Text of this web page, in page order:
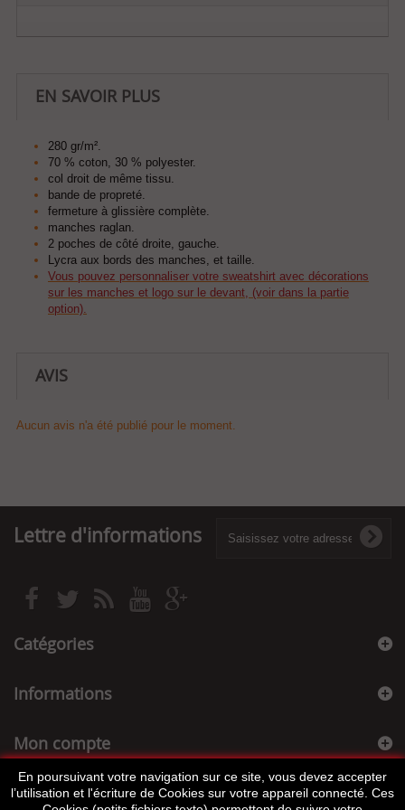
EN SAVOIR PLUS
280 gr/m².
70 % coton, 30 % polyester.
col droit de même tissu.
bande de propreté.
fermeture à glissière complète.
manches raglan.
2 poches de côté droite, gauche.
Lycra aux bords des manches, et taille.
Vous pouvez personnaliser votre sweatshirt avec décorations
sur les manches et logo sur le devant, (voir dans la partie
option).
AVIS
Aucun avis n'a été publié pour le moment.
Lettre d'informations
Catégories
Informations
Mon compte
Informations sur votre boutique
En poursuivant votre navigation sur ce site, vous devez accepter
l’utilisation et l'écriture de Cookies sur votre appareil connecté. Ces